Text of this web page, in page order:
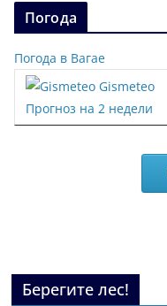
Погода
Погода в Вагае
Gismeteo
Прогноз на 2 недели
Берегите лес!